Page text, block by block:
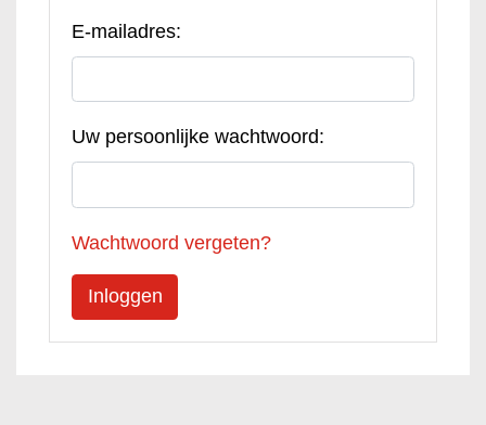
E-mailadres:
Uw persoonlijke wachtwoord:
Wachtwoord vergeten?